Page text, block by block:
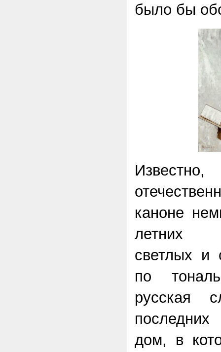
было бы
каноне
летних
светлых и
по
русская
дом, в